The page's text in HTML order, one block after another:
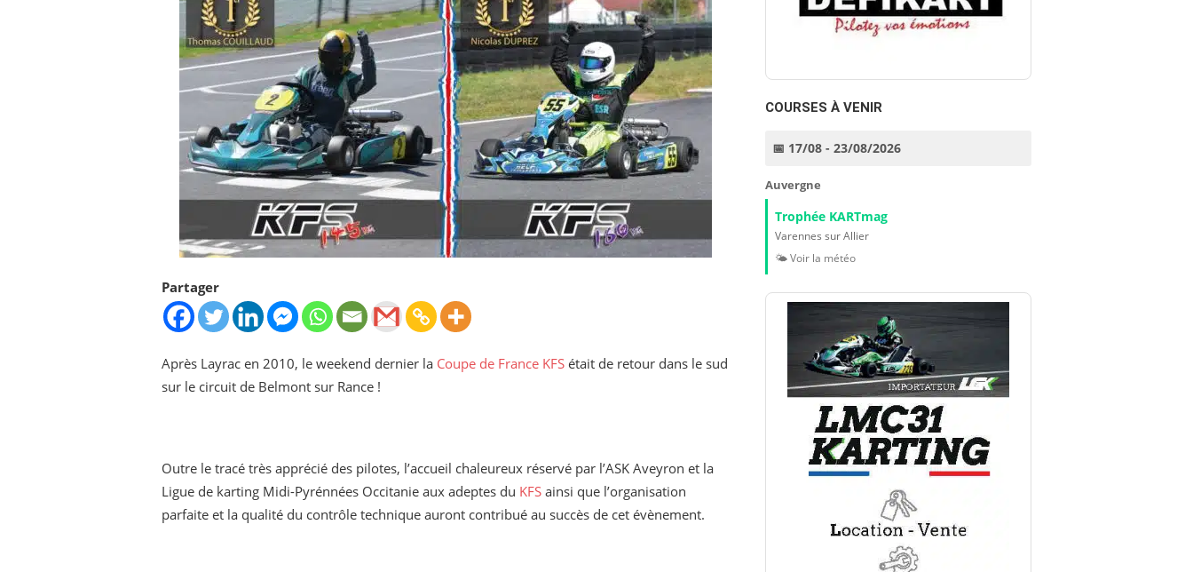
Partager
Après Layrac en 2010, le weekend dernier la Coupe de France KFS était de retour dans le sud
sur le circuit de Belmont sur Rance !
Outre le tracé très apprécié des pilotes, l’accueil chaleureux réservé par l’ASK Aveyron et la
Ligue de karting Midi-Pyrénnées Occitanie aux adeptes du KFS ainsi que l’organisation
parfaite et la qualité du contrôle technique auront contribué au succès de cet évènement.
COURSES À VENIR
📅 17/08 - 23/08/2026
Auvergne
Trophée KARTmag
Varennes sur Allier
🌤️ Voir la météo